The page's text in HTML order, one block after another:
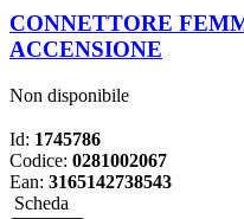
CONNETTORE
ACCENSIONE
Non disponibile
Id: 1745786
Codice: 0281002067
Ean: 3165142738543
Scheda